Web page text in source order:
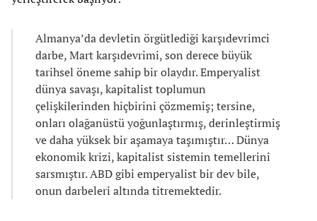
Almanya’da devletin örgütlediği karşıdevrimci
darbe, Mart karşıdevrimi, son derece büyük
tarihsel öneme sahip bir olaydır. Emperyalist
dünya savaşı, kapitalist toplumun
çelişkilerinden hiçbirini çözmemiş; tersine,
onları olağanüstü yoğunlaştırmış, derinleştirmiş
ve daha yüksek bir aşamaya taşımıştır… Dünya
ekonomik krizi, kapitalist sistemin temellerini
sarsmıştır. ABD gibi emperyalist bir dev bile,
onun darbeleri altında titremektedir.